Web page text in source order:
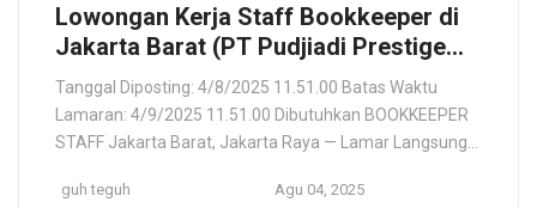
Lowongan Kerja Staff Bookkeeper di
Jakarta Barat (PT Pudjiadi Prestige
Tbk)
Tanggal Diposting: 4/8/2025 11.51.00 Batas Waktu
Lamaran: 4/9/2025 11.51.00 Dibutuhkan BOOKKEEPER
STAFF Jakarta Barat, Jakarta Raya — Lamar Langsung
Jakarta Barat, Daerah Khusus Ibukota Jakarta, ID Lokasi
guh teguh Agu 04, 2025